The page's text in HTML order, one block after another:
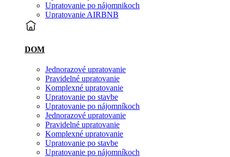
Upratovanie po nájomnikoch
Upratovanie AIRBNB
DOM
Jednorazové upratovanie
Pravidelné upratovanie
Komplexné upratovanie
Upratovanie po stavbe
Upratovanie po nájomníkoch
Jednorazové upratovanie
Pravidelné upratovanie
Komplexné upratovanie
Upratovanie po stavbe
Upratovanie po nájomníkoch